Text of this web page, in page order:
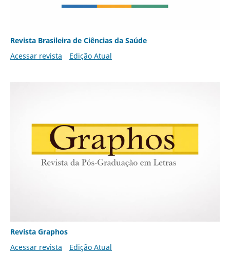
Revista Brasileira de Ciências da Saúde
Acessar revista
Edição Atual
Revista Graphos
Acessar revista
Edição Atual